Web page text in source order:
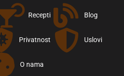
Recepti Blog
Privatnost Uslovi
O nama